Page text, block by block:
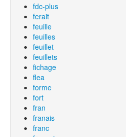
fdc-plus
ferait
feuille
feuilles
feuillet
feuillets
fichage
flea
forme
fort
fran
franais
franc